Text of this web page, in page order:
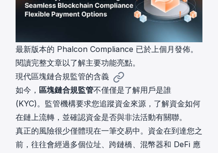
最新版本的 Phalcon Compliance 已於上個月發佈。
閱讀完整文章以了解主要功能亮點。
現代區塊鏈合規監管的含義
如今， 區塊鏈合規監管不僅僅是了解用戶是誰
(KYC)。監管機構要求您追蹤資金來源，了解資金如何
在鏈上流轉，並確認資金是否與非法活動有關聯。
真正的風險很少僅體現在一筆交易中。資金在到達您之
前，往往會經過多個位址、跨鏈橋、混幣器和 DeFi 應